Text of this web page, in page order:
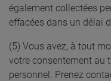
également collectées
effacées dans un délai
(5) Vous avez, à tout
votre consentement au
personnel. Prenez